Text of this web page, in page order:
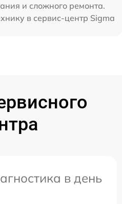
и сложного ремонта.
в сервис-центр Sigma
в день